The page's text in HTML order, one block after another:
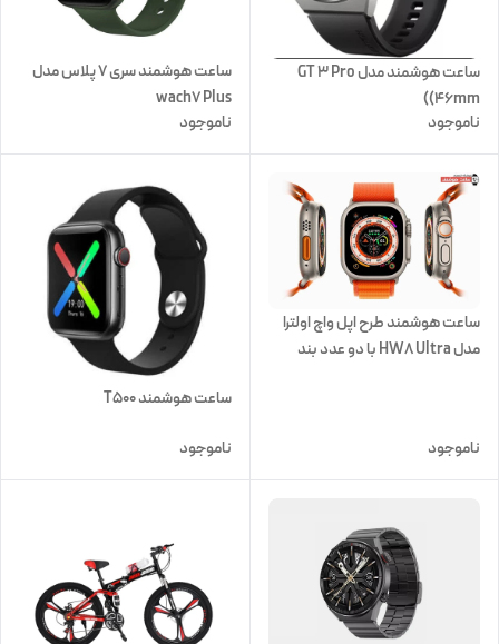
ساعت هوشمند مدل GT 3 Pro
(46mm)
ناموجود
ساعت هوشمند سری 7 پلاس مدل
wach7 Plus
ناموجود
ساعت هوشمند طرح اپل واچ اولترا
مدل HW8 Ultra با دو عدد بند
ناموجود
ساعت هوشمند T500
ناموجود